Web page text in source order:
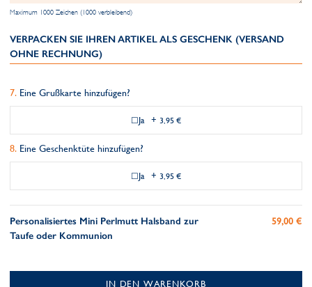
Maximum 1000 Zeichen (1000 verbleibend)
VERPACKEN SIE IHREN ARTIKEL ALS GESCHENK (VERSAND
OHNE RECHNUNG)
Eine Grußkarte hinzufügen?
Ja + 3,95 €
Eine Geschenktüte hinzufügen?
Ja + 3,95 €
Personalisiertes Mini Perlmutt Halsband zur
Taufe oder Kommunion
59,00 €
IN DEN WARENKORB